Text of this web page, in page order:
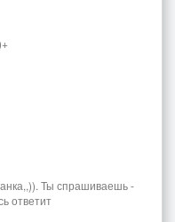
Ты спрашиваешь -
ответит